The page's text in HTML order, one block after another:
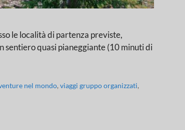
le località di partenza previste,
sentiero quasi pianeggiante (10 minuti di
nel mondo,viaggi gruppo organizzati,